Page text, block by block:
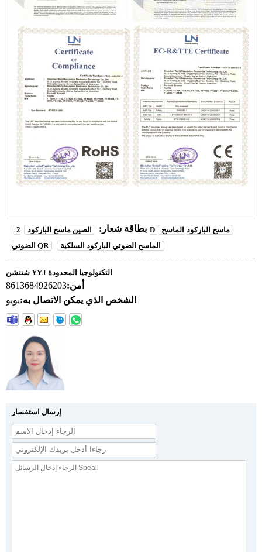
بطاقة شعار: الصين ماسح الباركود 2D ماسح الباركود الماسح
الضوئي QR
الماسح الضوئي الباركود السلكية
شنتشن YYJ التكنولوجيا المحدودة
أمن:8613684926203
الشخص الذي يمكن الاتصال به:يويو
إرسال استفسار